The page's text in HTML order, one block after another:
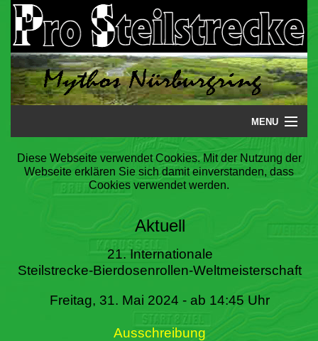
MENU
Startseite
Steilstrecke
Literatur
Termine
Diese Webseite verwendet Cookies. Mit der Nutzung der
Webseite erklären Sie sich damit einverstanden, dass
Cookies verwendet werden.
Aktuell
21. Internationale
Steilstrecke-Bierdosenrollen-Weltmeisterschaft
Freitag, 31. Mai 2024 - ab 14:45 Uhr
Ausschreibung